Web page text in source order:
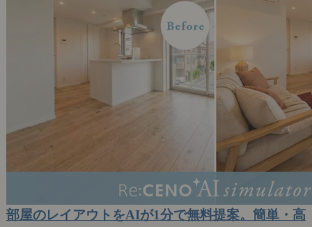
部屋のレイアウトをAIが1分で無料提案。簡単・高